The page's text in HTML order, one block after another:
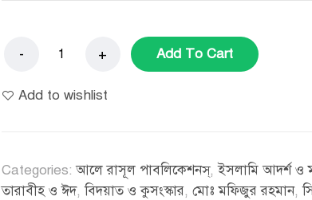
Add To Cart
Add to wishlist
Categories:আলে রাসূল পাবলিকেশনস্,ইসলামি আদর্শ ও
তারাবীহ ও ঈদ,বিদয়াত ও কুসংস্কার, মোঃ মফিজুর রহমান,